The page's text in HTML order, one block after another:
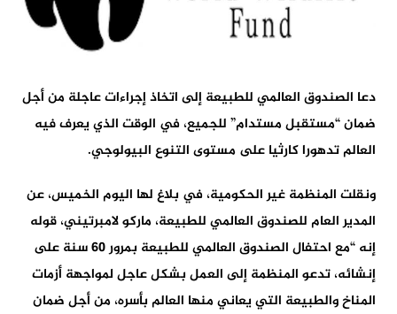
دعا الصندوق العالمي للطبيعة إلى اتخاذ إجراءات عاجلة من أجل
ضمان “مستقبل مستدام” للجميع، في الوقت الذي يعرف فيه
العالم تدهورا كارثيا على مستوى التنوع البيولوجي.
ونقلت المنظمة غير الحكومية، في بلاغ لها اليوم الخميس، عن
المدير العام للصندوق العالمي للطبيعة، ماركو لامبرتيني، قوله
إنه “مع احتفال الصندوق العالمي للطبيعة بمرور 60 سنة على
إنشائه، تدعو المنظمة إلى العمل بشكل عاجل لمواجهة أزمات
المناخ والطبيعة التي يعاني منها العالم بأسره، من أجل ضمان